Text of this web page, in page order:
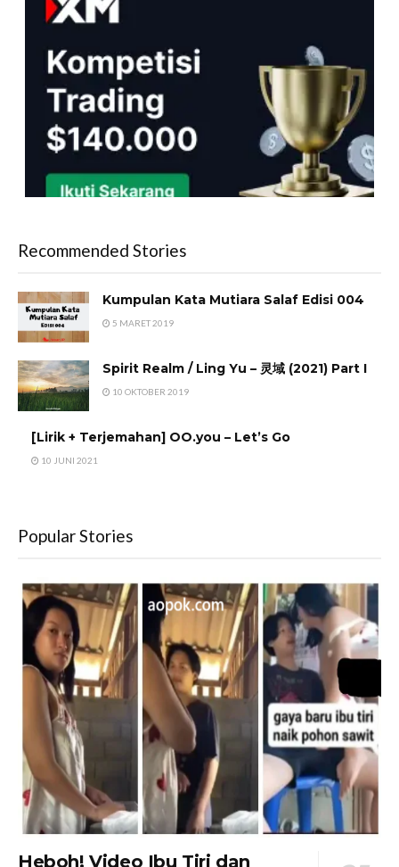
Recommended Stories
Kumpulan Kata Mutiara Salaf Edisi 004
5 MARET 2019
Spirit Realm / Ling Yu – 灵域 (2021) Part I
10 OKTOBER 2019
[Lirik + Terjemahan] OO.you – Let’s Go
10 JUNI 2021
Popular Stories
Heboh! Video Ibu Tiri dan